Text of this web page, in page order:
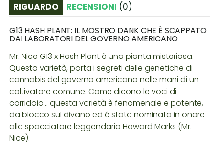
RIGUARDO RECENSIONI (0)
G13 HASH PLANT: IL MOSTRO DANK CHE È SCAPPATO
DAI LABORATORI DEL GOVERNO AMERICANO
Mr. Nice G13 x Hash Plant è una pianta misteriosa.
Questa varietà, porta i segreti delle genetiche di
cannabis del governo americano nelle mani di un
coltivatore comune. Come dicono le voci di
corridoio… questa varietà è fenomenale e potente,
da blocco sul divano ed é stata nominata in onore
allo spacciatore leggendario Howard Marks (Mr.
Nice).